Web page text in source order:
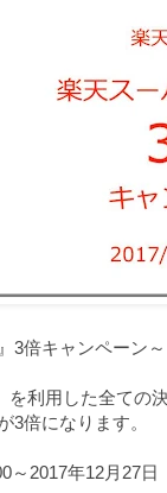
3倍キャンペーン～
を利用した全ての
3倍になります。
～2017年12月27日